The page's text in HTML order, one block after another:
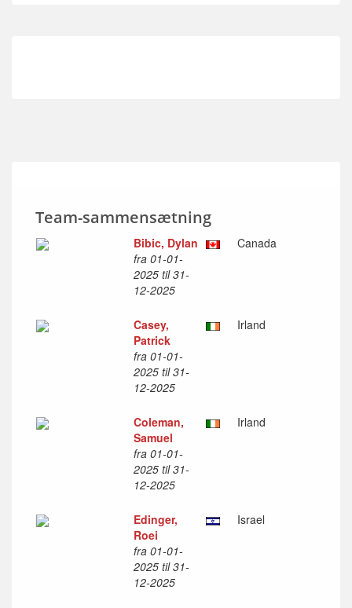
Team-sammensætning
Bibic, Dylan
fra 01-01-
2025 til 31-
12-2025
Canada
Casey,
Patrick
fra 01-01-
2025 til 31-
12-2025
Irland
Coleman,
Samuel
fra 01-01-
2025 til 31-
12-2025
Irland
Edinger,
Roei
fra 01-01-
2025 til 31-
12-2025
Israel